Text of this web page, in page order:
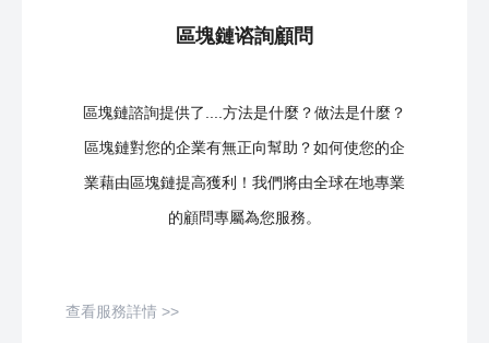
區塊鏈谘詢顧問
區塊鏈諮詢提供了....方法是什麼？做法是什麼？
區塊鏈對您的企業有無正向幫助？如何使您的企
業藉由區塊鏈提高獲利！我們將由全球在地專業
的顧問專屬為您服務。
查看服務詳情 >>